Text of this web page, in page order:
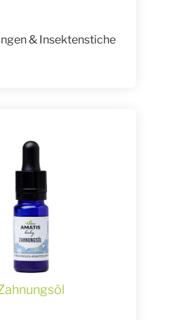
& Insektenstiche